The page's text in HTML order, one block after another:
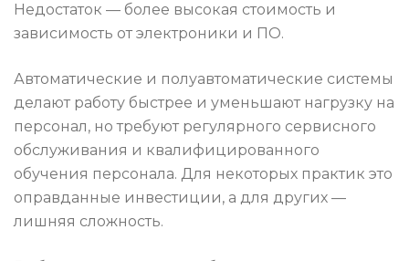
Недостаток — более высокая стоимость и
зависимость от электроники и ПО.
Автоматические и полуавтоматические системы
делают работу быстрее и уменьшают нагрузку на
персонал, но требуют регулярного сервисного
обслуживания и квалифицированного
обучения персонала. Для некоторых практик это
оправданные инвестиции, а для других —
лишняя сложность.